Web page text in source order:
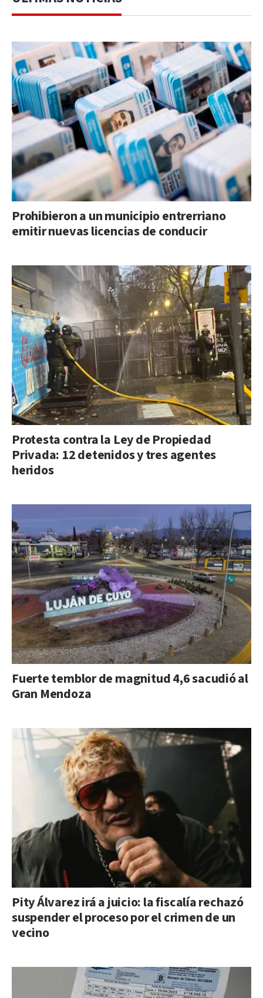
Prohibieron a un municipio entrerriano
emitir nuevas licencias de conducir
Protesta contra la Ley de Propiedad
Privada: 12 detenidos y tres agentes
heridos
Fuerte temblor de magnitud 4,6 sacudió al
Gran Mendoza
Pity Álvarez irá a juicio: la fiscalía rechazó
suspender el proceso por el crimen de un
vecino